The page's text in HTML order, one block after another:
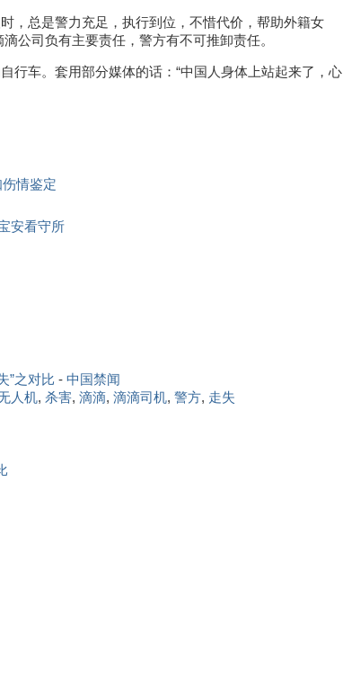
，总是警力充足，执行到位，不惜代价，帮助外籍女
公司负有主要责任，警方有不可推卸责任。
行车。套用部分媒体的话：“中国人身体上站起来了，心
情鉴定
安看守所
”之对比 - 中国禁闻
人机, 杀害, 滴滴, 滴滴司机, 警方, 走失